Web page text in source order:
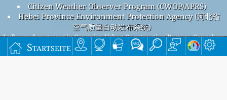
Startseite
Citizen Weather Observer Program (CWOP/APRS)
Hebei Province Environment Protection Agency (河北省
空气质量自动发布系统)
Luftverschmutzung in Cangxian Urban Construction Bureau, Cangzhou
Beijing overall air quality index is 122
Beijing PM2.5(fine particulate matter) AQI is 122 - Beijing